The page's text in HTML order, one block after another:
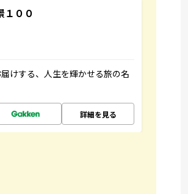
１００
けする、人生を輝かせる旅の名
詳細を見る